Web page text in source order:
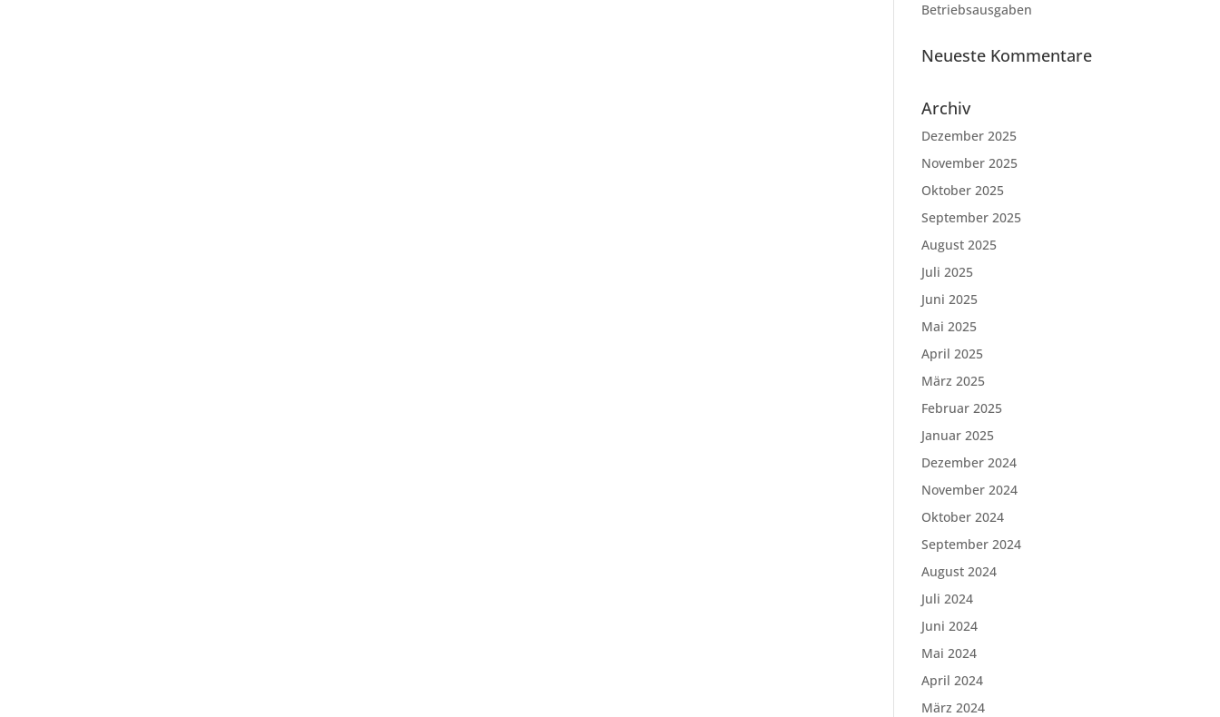
Betriebsausgaben
Neueste Kommentare
Archiv
Dezember 2025
November 2025
Oktober 2025
September 2025
August 2025
Juli 2025
Juni 2025
Mai 2025
April 2025
März 2025
Februar 2025
Januar 2025
Dezember 2024
November 2024
Oktober 2024
September 2024
August 2024
Juli 2024
Juni 2024
Mai 2024
April 2024
März 2024